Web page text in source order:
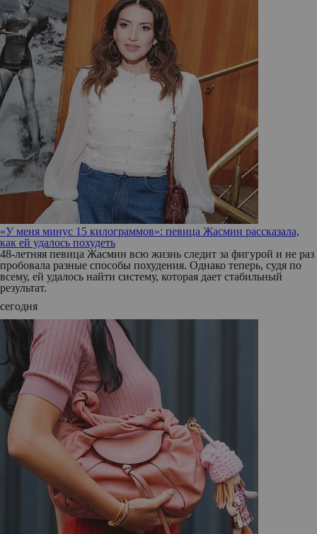
«У меня минус 15 килограммов»: певица Жасмин рассказала,
как ей удалось похудеть
48-летняя певица Жасмин всю жизнь следит за фигурой и не раз
пробовала разные способы похудения. Однако теперь, судя по
всему, ей удалось найти систему, которая дает стабильный
результат.
сегодня